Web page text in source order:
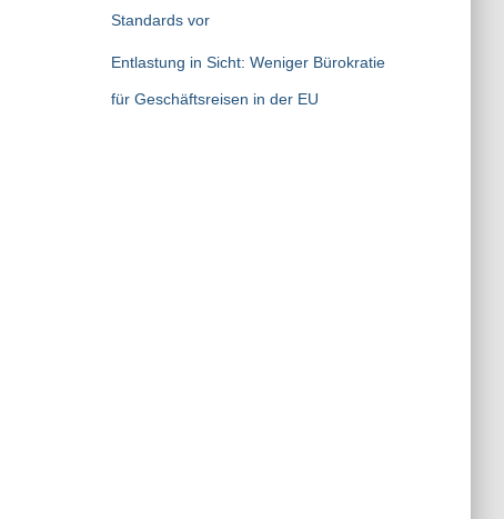
Standards vor
Entlastung in Sicht: Weniger Bürokratie
für Geschäftsreisen in der EU